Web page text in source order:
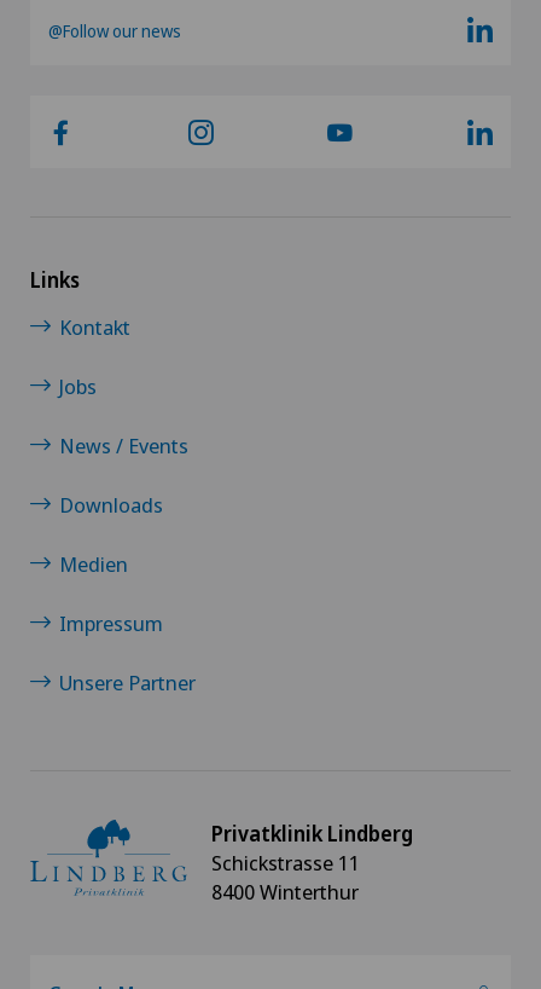
@Follow our news
Links
Kontakt
Jobs
News / Events
Downloads
Medien
Impressum
Unsere Partner
Privatklinik Lindberg
Schickstrasse 11
8400 Winterthur